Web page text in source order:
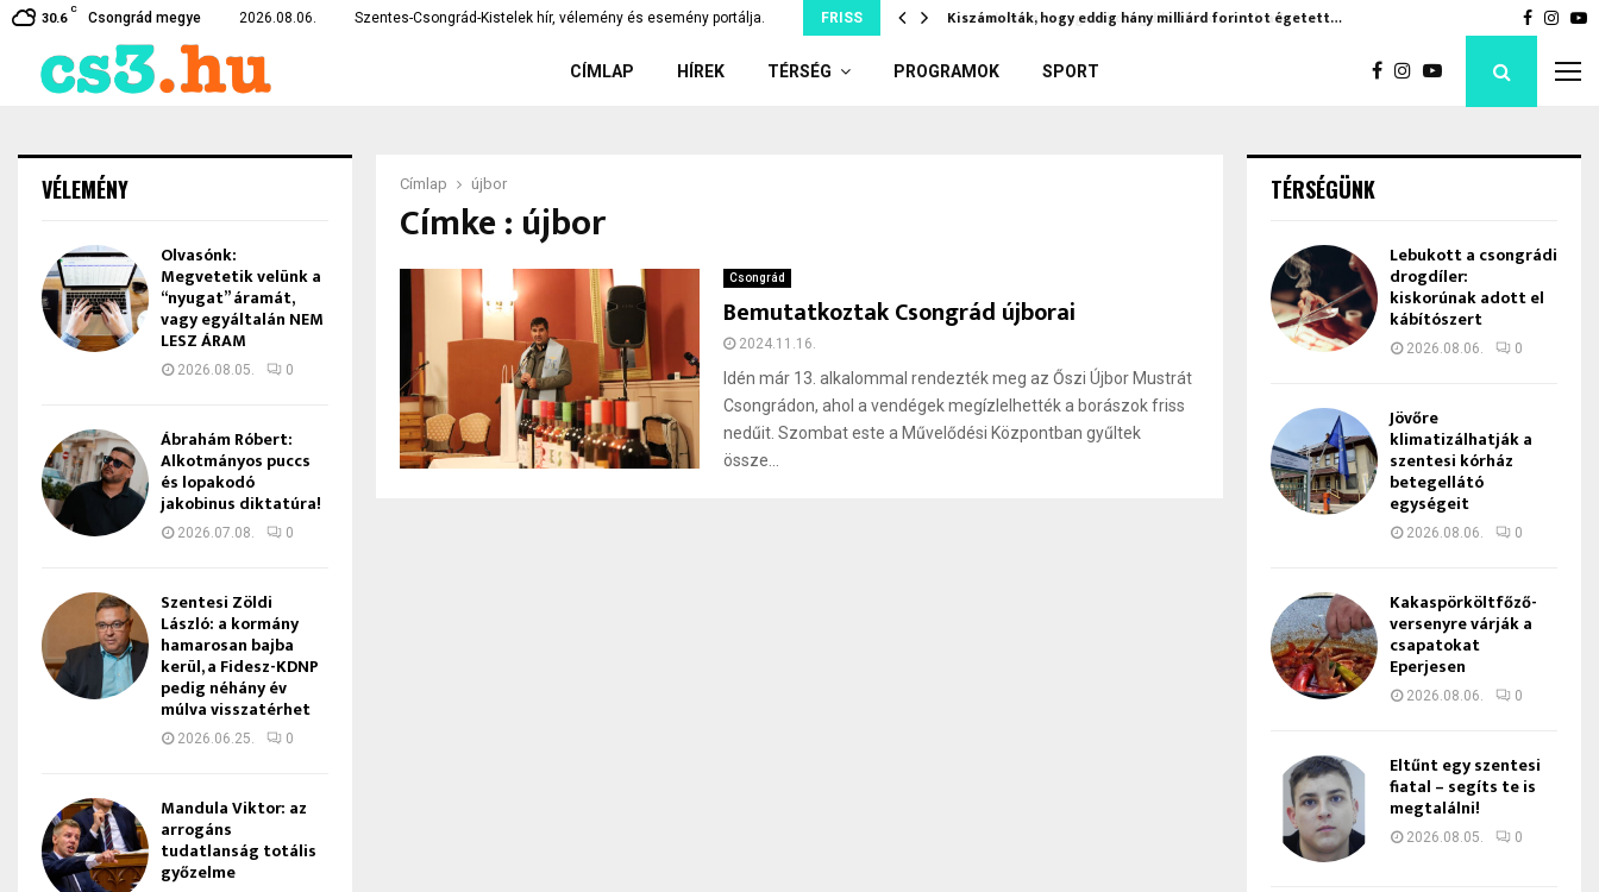
30.6
C
Csongrád megye 2026.08.06. Szentes-Csongrád-Kistelek hír, vélemény és esemény portálja. FRISS
intézkedéseket vezetett… Lebukott a csongrádi drogdíler: kiskorúnak adott el… Kiszámolták, hogy eddig hány milliárd forintot égetett… Jövőre
CÍMLAP HÍREK TÉRSÉG PROGRAMOK SPORT
Címlap újbor
Címke : újbor
Csongrád
Bemutatkoztak Csongrád újborai
2024.11.16.
Idén már 13. alkalommal rendezték meg az Őszi Újbor Mustrát
Csongrádon, ahol a vendégek megízlelhették a borászok friss
nedűit. Szombat este a Művelődési Központban gyűltek
össze...
VÉLEMÉNY
Olvasónk:
Megvetetik velünk a
“nyugat” áramát,
vagy egyáltalán NEM
LESZ ÁRAM
2026.08.05. 0
Ábrahám Róbert:
Alkotmányos puccs
és lopakodó
jakobinus diktatúra!
2026.07.08. 0
Szentesi Zöldi
László: a kormány
hamarosan bajba
kerül, a Fidesz-KDNP
pedig néhány év
múlva visszatérhet
2026.06.25. 0
Mandula Viktor: az
arrogáns
tudatlanság totális
győzelme
TÉRSÉGÜNK
Lebukott a csongrádi
drogdíler:
kiskorúnak adott el
kábítószert
2026.08.06. 0
Jövőre
klimatizálhatják a
szentesi kórház
betegellátó
egységeit
2026.08.06. 0
Kakaspörköltfőző-
versenyre várják a
csapatokat
Eperjesen
2026.08.06. 0
Eltűnt egy szentesi
fiatal – segíts te is
megtalálni!
2026.08.05. 0